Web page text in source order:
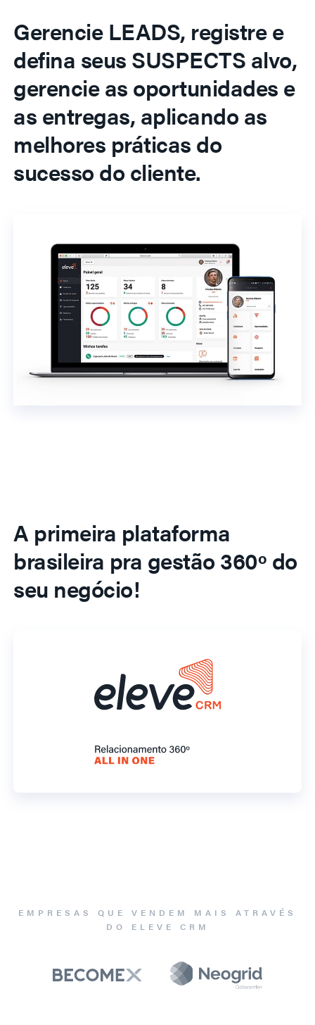
Gerencie LEADS, registre e
defina seus SUSPECTS alvo,
gerencie as oportunidades e
as entregas, aplicando as
melhores práticas do
sucesso do cliente.
A primeira plataforma
brasileira pra gestão 360º do
seu negócio!
EMPRESAS QUE VENDEM MAIS ATRAVÉS
DO ELEVE CRM